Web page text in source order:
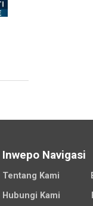
Inwepo Navigasi
Tentang Kami
Hubungi Kami